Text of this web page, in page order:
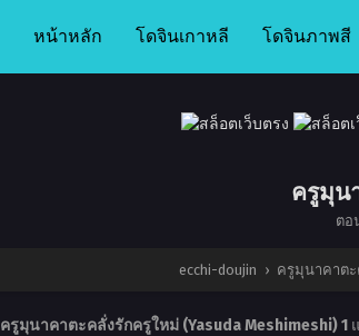
หน้าหลัก โดจินเกาหลี โดจินภาพสี
ครูมุน
ตอ
ecchi-doujin › ครูมุนาคาตะ
ครูมุนาคาตะคลั่งรักครูใหม่ (Yasuda Meshimeshi) 1